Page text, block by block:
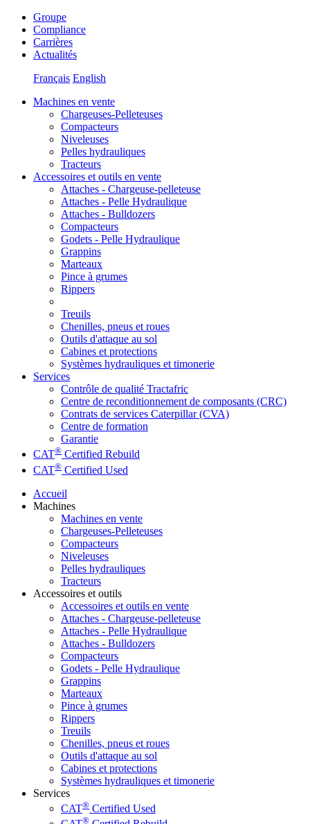
Groupe
Compliance
Carrières
Actualités
Français English
Machines en vente
Chargeuses-Pelleteuses
Compacteurs
Niveleuses
Pelles hydrauliques
Tracteurs
Accessoires et outils en vente
Attaches - Chargeuse-pelleteuse
Attaches - Pelle Hydraulique
Attaches - Bulldozers
Compacteurs
Godets - Pelle Hydraulique
Grappins
Marteaux
Pince à grumes
Rippers
Treuils
Chenilles, pneus et roues
Outils d'attaque au sol
Cabines et protections
Systèmes hydrauliques et timonerie
Services
Contrôle de qualité Tractafric
Centre de reconditionnement de composants (CRC)
Contrats de services Caterpillar (CVA)
Centre de formation
Garantie
CAT® Certified Rebuild
CAT® Certified Used
Accueil
Machines
Machines en vente
Chargeuses-Pelleteuses
Compacteurs
Niveleuses
Pelles hydrauliques
Tracteurs
Accessoires et outils
Accessoires et outils en vente
Attaches - Chargeuse-pelleteuse
Attaches - Pelle Hydraulique
Attaches - Bulldozers
Compacteurs
Godets - Pelle Hydraulique
Grappins
Marteaux
Pince à grumes
Rippers
Treuils
Chenilles, pneus et roues
Outils d'attaque au sol
Cabines et protections
Systèmes hydrauliques et timonerie
Services
CAT® Certified Used
®